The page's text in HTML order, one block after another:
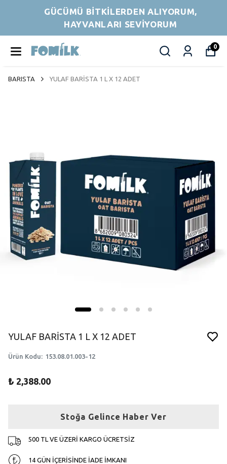
GÜCÜMÜ BİTKİLERDEN ALIYORUM,
HAYVANLARI SEVİYORUM
0
BARISTA YULAF BARİSTA 1 L X 12 ADET
YULAF BARİSTA 1 L X 12 ADET
Ürün Kodu: 153.08.01.003-12
₺ 2,388.00
Stoğa Gelince Haber Ver
500 TL VE ÜZERİ KARGO ÜCRETSİZ
14 GÜN İÇERİSİNDE İADE İMKANI